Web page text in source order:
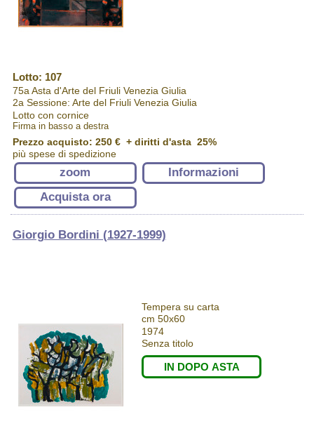
Lotto: 107
75a Asta d'Arte del Friuli Venezia Giulia
2a Sessione: Arte del Friuli Venezia Giulia
Lotto con cornice
Firma in basso a destra
Prezzo acquisto: 250 €+ diritti d'asta 25%
più spese di spedizione
zoom
Informazioni
Acquista ora
Giorgio Bordini (1927-1999)
Tempera su carta
cm 50x60
1974
Senza titolo
IN DOPO ASTA